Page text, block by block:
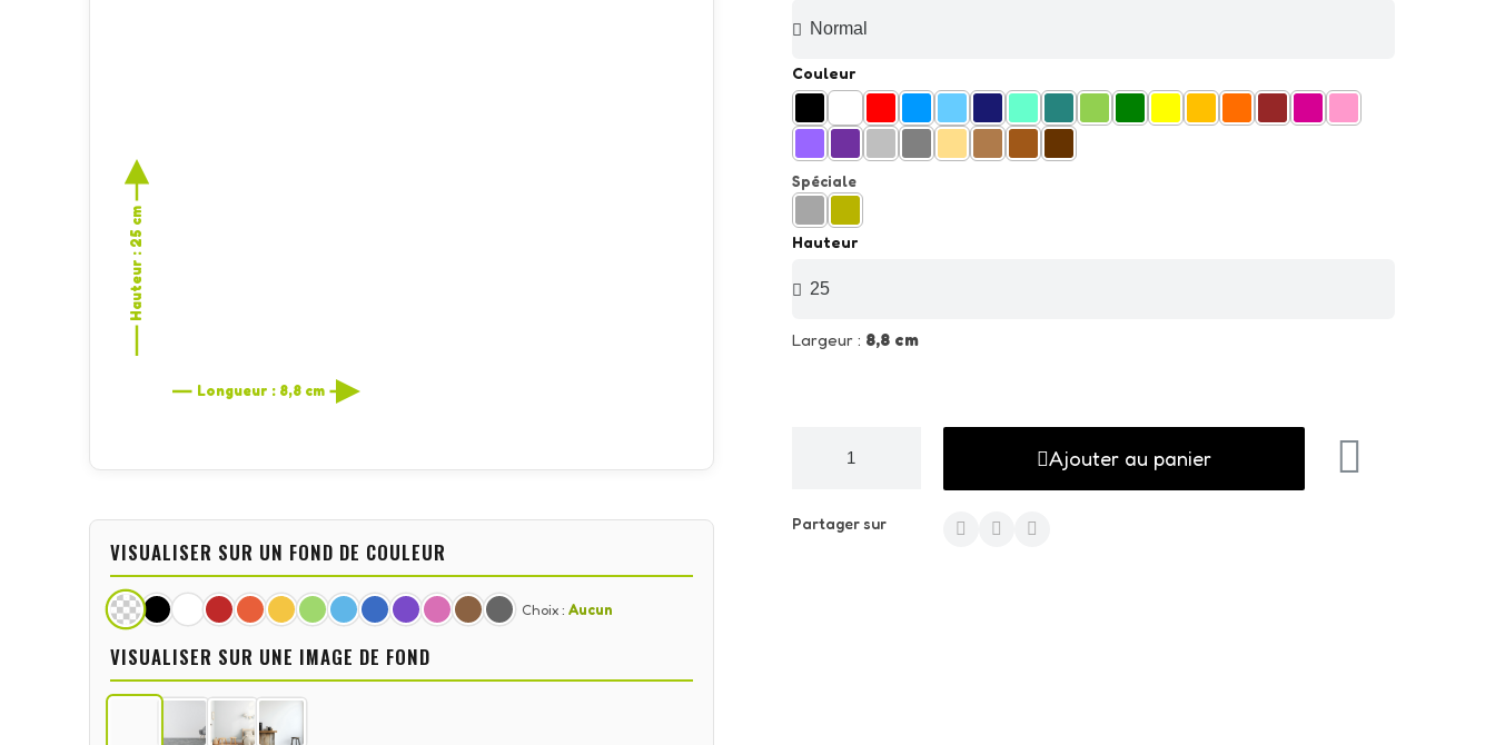
Hauteur : 25 cm
Longueur : 8,8 cm
VISUALISER SUR UN FOND DE COULEUR
Choix : Aucun
VISUALISER SUR UNE IMAGE DE FOND
Couleur
Spéciale
Hauteur
Largeur : 8,8 cm
Ajouter au panier
Partager sur